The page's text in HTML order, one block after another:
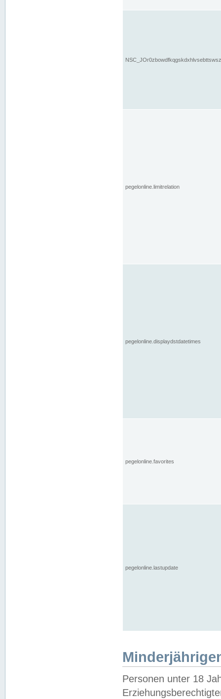
pegelonline.limitrelation
pegelonline.displaydstdatetimes
pegelonline.favorites
pegelonline.lastupdate
Personen unter 18